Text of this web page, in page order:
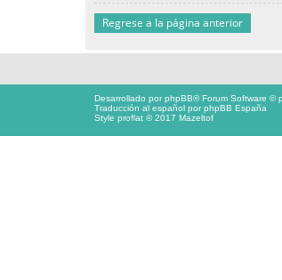
Regrese a la página anterior
Desarrollado porphpBB® Forum Software ©
Traducción al español porphpBB España
Style proflat © 2017 Mazeltof